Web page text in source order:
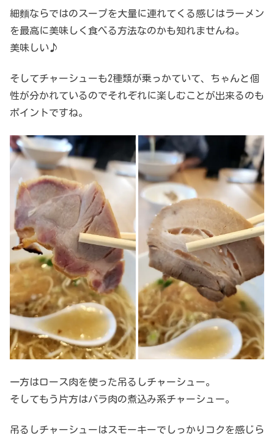
細麵ならではのスープを大量に連れてくる感じはラーメン
を最高に美味しく食べる方法なのかも知れませんね。
美味しい♪
そしてチャーシューも2種類が乗っかていて、ちゃんと個
性が分かれているのでそれぞれに楽しむことが出来るのも
ポイントですね。
一方はロース肉を使った吊るしチャーシュー。
そしてもう片方はバラ肉の煮込み系チャーシュー。
吊るしチャーシューはスモーキーでしっかりコクを感じら